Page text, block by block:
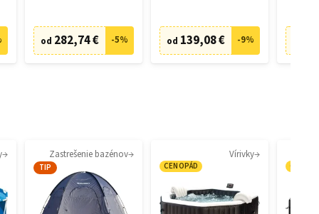
od 282,74 € -5% od 139,08 € -9%
Zastrešenie bazénov
TIP
Vírivky
CENOPÁD